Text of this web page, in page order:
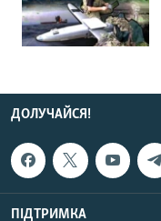
ДОЛУЧАЙСЯ!
ПІДТРИМКА